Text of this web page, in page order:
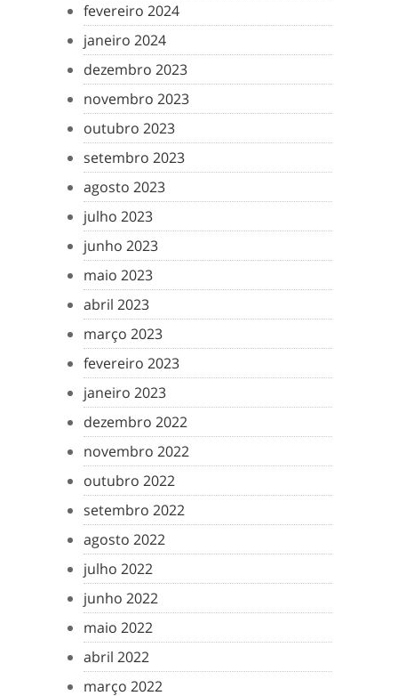
fevereiro 2024
janeiro 2024
dezembro 2023
novembro 2023
outubro 2023
setembro 2023
agosto 2023
julho 2023
junho 2023
maio 2023
abril 2023
março 2023
fevereiro 2023
janeiro 2023
dezembro 2022
novembro 2022
outubro 2022
setembro 2022
agosto 2022
julho 2022
junho 2022
maio 2022
abril 2022
março 2022